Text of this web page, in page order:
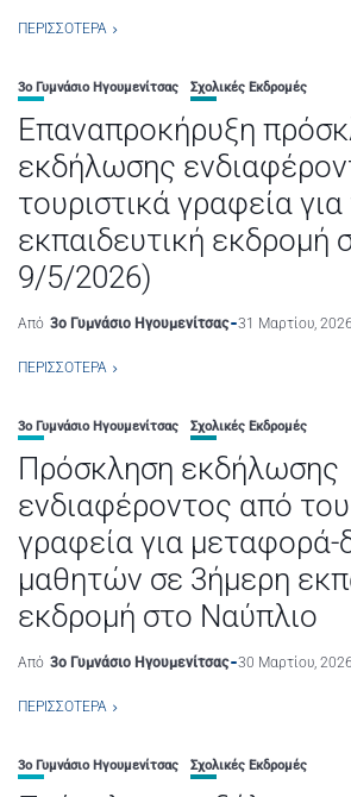
ΠΕΡΙΣΣΌΤΕΡΑ
3ο Γυμνάσιο Ηγουμενίτσας Σχολικές Εκδρομές
Επαναπροκήρυξη
εκδήλωσης
τουριστικά γραφεία
εκπαιδευτική εκδρομή
9/5/2026)
Από 3ο Γυμνάσιο Ηγουμενίτσας 31 Μαρτίου, 2026
ΠΕΡΙΣΣΌΤΕΡΑ
3ο Γυμνάσιο Ηγουμενίτσας Σχολικές Εκδρομές
Πρόσκληση εκδήλωσης
ενδιαφέροντος από
γραφεία για μεταφορά-
μαθητών σε 3ήμερη
εκδρομή στο Ναύπλιο
Από 3ο Γυμνάσιο Ηγουμενίτσας 30 Μαρτίου, 2026
ΠΕΡΙΣΣΌΤΕΡΑ
3ο Γυμνάσιο Ηγουμενίτσας Σχολικές Εκδρομές